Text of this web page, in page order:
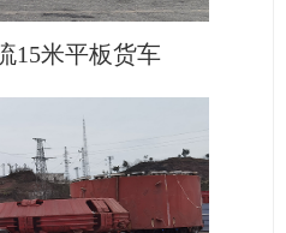
15米平板货车